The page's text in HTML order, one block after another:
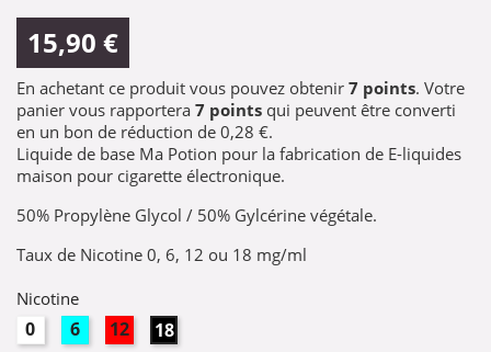
15,90 €
En achetant ce produit vous pouvez obtenir 7 points. Votre
panier vous rapportera 7 points qui peuvent être converti
en un bon de réduction de 0,28 €.
Liquide de base Ma Potion pour la fabrication de E-liquides
maison pour cigarette électronique.
50% Propylène Glycol / 50% Gylcérine végétale.
Taux de Nicotine 0, 6, 12 ou 18 mg/ml
Nicotine
0mg 6mg 12mg 18mg